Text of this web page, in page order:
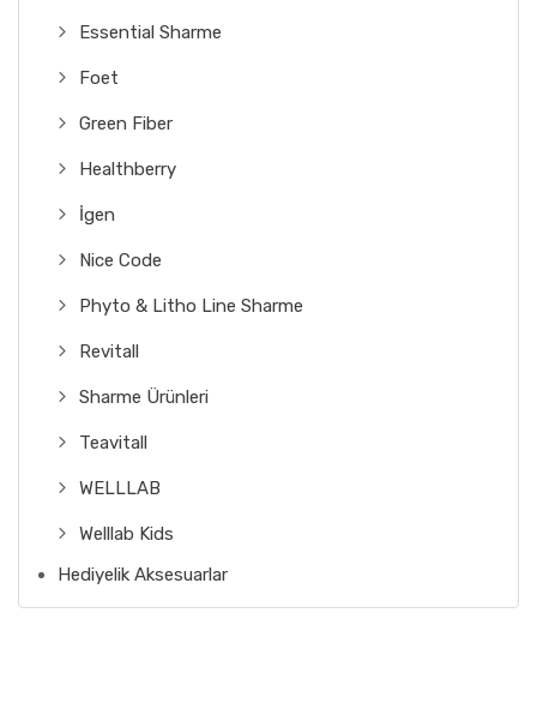
Essential Sharme
Foet
Green Fiber
Healthberry
İgen
Nice Code
Phyto & Litho Line Sharme
Revitall
Sharme Ürünleri
Teavitall
WELLLAB
Welllab Kids
Hediyelik Aksesuarlar